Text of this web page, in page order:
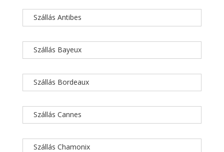
Szállás Antibes
Szállás Bayeux
Szállás Bordeaux
Szállás Cannes
Szállás Chamonix